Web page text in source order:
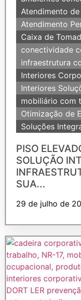
Atendimento
Atendimento
Caixa de
conectividade
infraestrutura
Interiores
Interiores
mobiliário com
Otimização de
Soluções
PISO
SOLUÇÃO
SUA...
29 de julho de